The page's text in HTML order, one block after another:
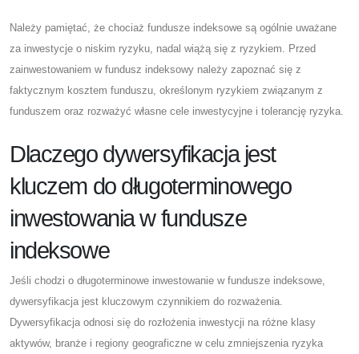
Należy pamiętać, że chociaż fundusze indeksowe są ogólnie uważane
za inwestycje o niskim ryzyku, nadal wiążą się z ryzykiem. Przed
zainwestowaniem w fundusz indeksowy należy zapoznać się z
faktycznym kosztem funduszu, określonym ryzykiem związanym z
funduszem oraz rozważyć własne cele inwestycyjne i tolerancję ryzyka.
Dlaczego dywersyfikacja jest
kluczem do długoterminowego
inwestowania w fundusze
indeksowe
Jeśli chodzi o długoterminowe inwestowanie w fundusze indeksowe,
dywersyfikacja jest kluczowym czynnikiem do rozważenia.
Dywersyfikacja odnosi się do rozłożenia inwestycji na różne klasy
aktywów, branże i regiony geograficzne w celu zmniejszenia ryzyka